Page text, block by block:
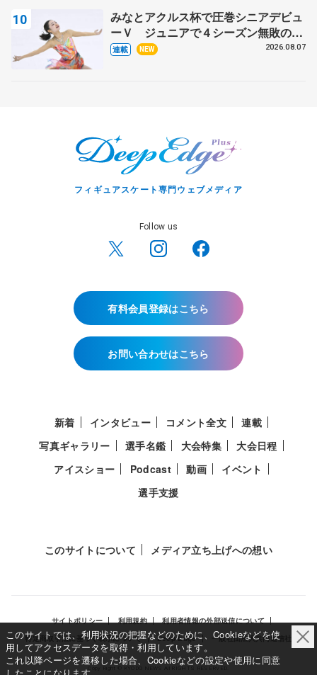
みなとアクルス杯で圧巻シニアデビュ
ーＶ ジュニアで４シーズン無敗の島
田麻央
連載 NEW 2026.08.07
フィギュアスケート専門ウェブメディア
Follow us
有料会員登録はこちら
お問い合わせはこちら
新着 インタビュー コメント全文
連載
写真ギャラリー
選手名鑑 大会特集
大会日程
アイスショー
Podcast 動画
イベント
選手支援
このサイトについて メディア立ち上げへの想い
サイトポリシー 利用規約
利用者情報の外部送信について
特定商取引法に基づく表示について
Deep Edge 一般社団法人共同通信社
このサイトでは、利用状況の把握などのために、Cookieなどを使
用してアクセスデータを取得・利用しています。
これ以降ページを遷移した場合、Cookieなどの設定や使用に同意